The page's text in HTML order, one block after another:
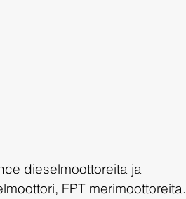
dieselmoottoreita ja
FPT merimoottoreita.